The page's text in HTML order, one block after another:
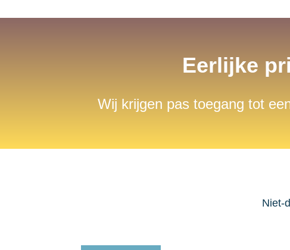
Eerlijke
Wij krijgen pas toegang tot
Niet-